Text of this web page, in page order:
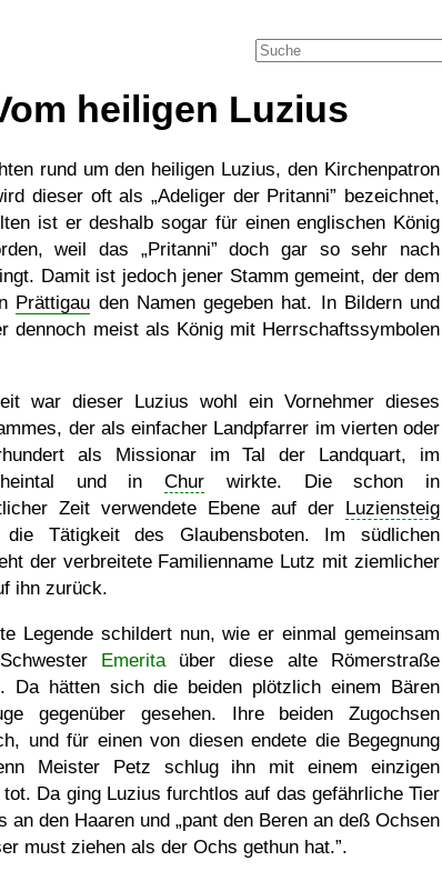
heiligen Luzius
rund um den heiligen Luzius, den Kirchenpatron
dieser oft als Adeliger der Pritanni
bezeichnet,
ist er deshalb sogar für einen englischen König
weil das
Pritanni
doch gar so sehr nach
Damit ist jedoch jener Stamm gemeint, der dem
Prättigau den Namen gegeben hat. In Bildern und
dennoch meist als König mit Herrschaftssymbolen
war dieser Luzius wohl ein Vornehmer dieses
der als einfacher Landpfarrer im vierten oder
als Missionar im Tal der Landquart, im
und in Chur wirkte. Die schon in
Zeit verwendete Ebene auf der Luziensteig
Tätigkeit des Glaubensboten. Im südlichen
der verbreitete Familienname Lutz mit ziemlicher
ihn zurück.
Legende schildert nun, wie er einmal gemeinsam
Emeritaüber diese alte Römerstraße
Da hätten sich die beiden plötzlich einem Bären
gegenüber gesehen. Ihre beiden Zugochsen
und für einen von diesen endete die Begegnung
Meister Petz schlug ihn mit einem einzigen
tot. Da ging Luzius furchtlos auf das gefährliche Tier
an den Haaren und
pant den Beren an deß Ochsen
must ziehen als der Ochs gethun hat. .